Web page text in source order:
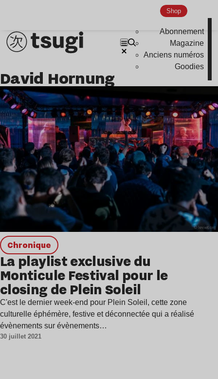
Shop
Abonnement
Magazine
Anciens numéros
Goodies
David Hornung
chronique
La playlist exclusive du
Monticule Festival pour le
closing de Plein Soleil
C'est le dernier week-end pour Plein Soleil, cette zone
culturelle éphémère, festive et déconnectée qui a réalisé
évènements sur évènements…
30 juillet 2021